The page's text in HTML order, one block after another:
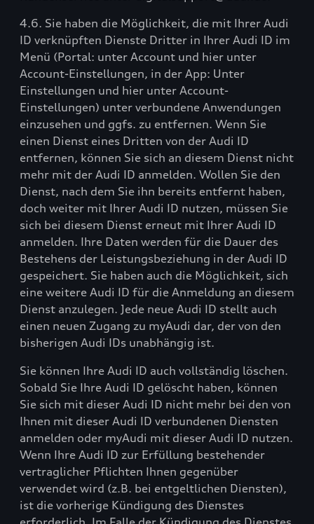
4.6. Sie haben die Möglichkeit, die mit Ihrer Audi
ID verknüpften Dienste Dritter in Ihrer Audi ID im
Menü (Portal: unter Account und hier unter
Account-Einstellungen, in der App: Unter
Einstellungen und hier unter Account-
Einstellungen) unter verbundene Anwendungen
einzusehen und ggfs. zu entfernen. Wenn Sie
einen Dienst eines Dritten von der Audi ID
entfernen, können Sie sich an diesem Dienst nicht
mehr mit der Audi ID anmelden. Wollen Sie den
Dienst, nach dem Sie ihn bereits entfernt haben,
doch weiter mit Ihrer Audi ID nutzen, müssen Sie
sich bei diesem Dienst erneut mit Ihrer Audi ID
anmelden. Ihre Daten werden für die Dauer des
Bestehens der Leistungsbeziehung in der Audi ID
gespeichert. Sie haben auch die Möglichkeit, sich
eine weitere Audi ID für die Anmeldung an diesem
Dienst anzulegen. Jede neue Audi ID stellt auch
einen neuen Zugang zu myAudi dar, der von den
bisherigen Audi IDs unabhängig ist.
Sie können Ihre Audi ID auch vollständig löschen.
Sobald Sie Ihre Audi ID gelöscht haben, können
Sie sich mit dieser Audi ID nicht mehr bei den von
Ihnen mit dieser Audi ID verbundenen Diensten
anmelden oder myAudi mit dieser Audi ID nutzen.
Wenn Ihre Audi ID zur Erfüllung bestehender
vertraglicher Pflichten Ihnen gegenüber
verwendet wird (z.B. bei entgeltlichen Diensten),
ist die vorherige Kündigung des Dienstes